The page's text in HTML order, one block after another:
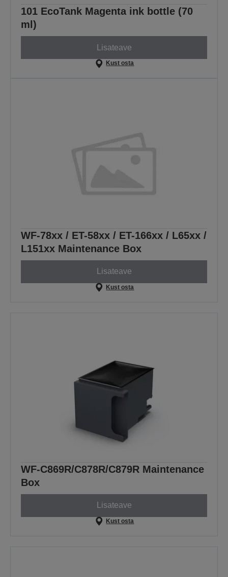
101 EcoTank Magenta ink bottle (70
ml)
Lisateave
Kust osta
WF-78xx / ET-58xx / ET-166xx / L65xx /
L151xx Maintenance Box
Lisateave
Kust osta
WF-C869R/C878R/C879R Maintenance
Box
Lisateave
Kust osta